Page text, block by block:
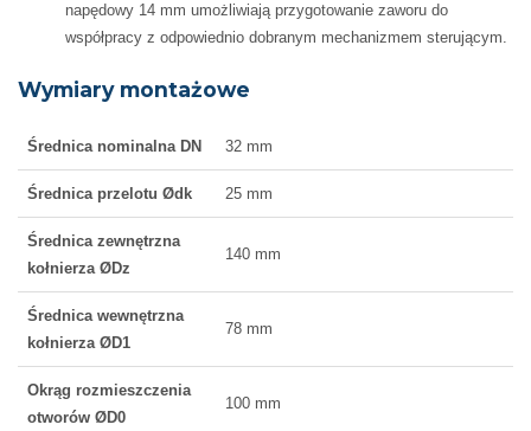
napędowy 14 mm umożliwiają przygotowanie zaworu do
współpracy z odpowiednio dobranym mechanizmem sterującym.
Wymiary montażowe
Średnica nominalna DN 32 mm
Średnica przelotu Ødk 25 mm
Średnica zewnętrzna
kołnierza ØDz
140 mm
Średnica wewnętrzna
kołnierza ØD1
78 mm
Okrąg rozmieszczenia
otworów ØD0
100 mm